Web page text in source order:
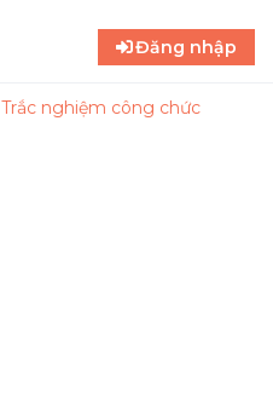
Đăng nhập
Trắc nghiệm công chức